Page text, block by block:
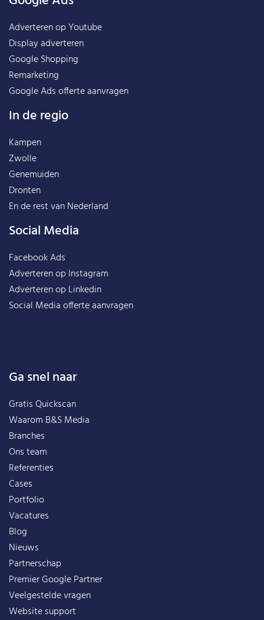
Adverteren op Youtube
Display adverteren
Google Shopping
Remarketing
Google Ads offerte aanvragen
In de regio
Kampen
Zwolle
Genemuiden
Dronten
En de rest vanNederland
Social Media
Facebook Ads
Adverteren op Instagram
Adverteren op Linkedin
Social Media offerte aanvragen
Ga snel naar
Gratis Quickscan
Waarom B&S Media
Branches
Ons team
Referenties
Cases
Portfolio
Vacatures
Blog
Nieuws
Partnerschap
Premier Google Partner
Veelgestelde vragen
Website support